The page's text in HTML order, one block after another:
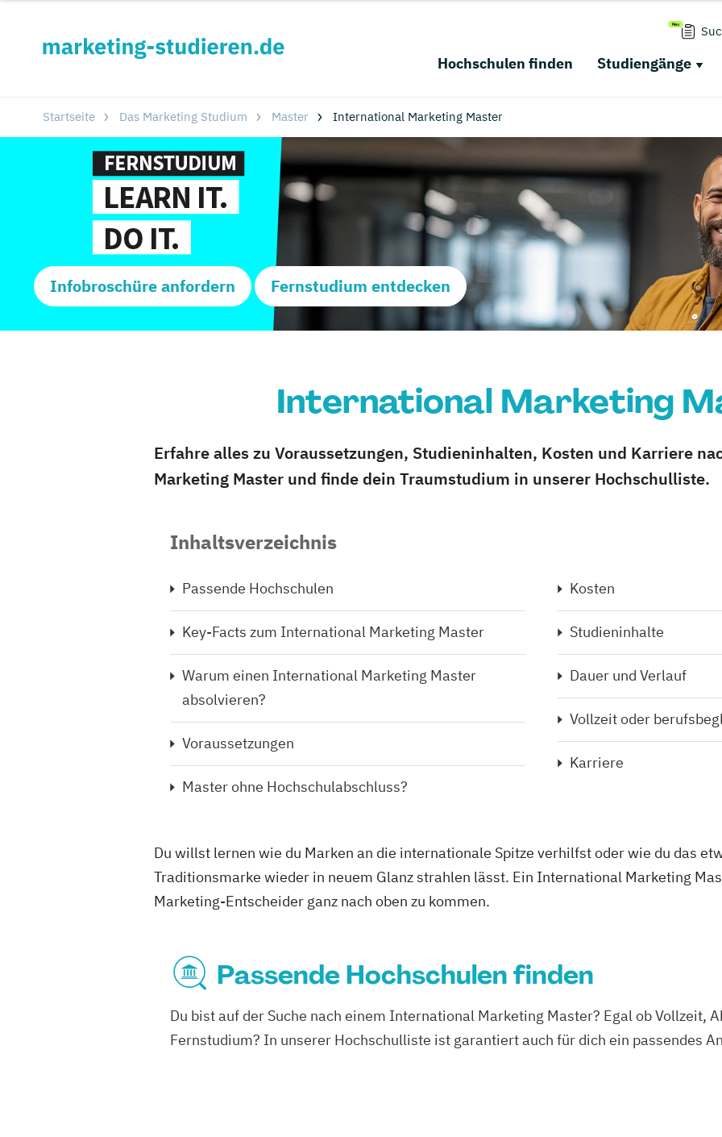
Hochschulen finden Studiengänge
Startseite Das Marketing Studium Master International Marketing Master
Infobroschüre anfordern Fernstudium entdecken
International Marketing
Erfahre alles zu Voraussetzungen, Studieninhalten, Kosten und Karriere
Marketing Master und finde dein Traumstudium in unserer Hochschulliste.
Inhaltsverzeichnis
Passende Hochschulen
Key-Facts zum International Marketing Master
Warum einen International Marketing Master
absolvieren?
Voraussetzungen
Master ohne Hochschulabschluss?
Kosten
Studieninhalte
Dauer und Verlauf
Vollzeit oder
Karriere
Du willst lernen wie du Marken an die internationale Spitze verhilfst oder wie du das
Traditionsmarke wieder in neuem Glanz strahlen lässt. Ein International Marketing
Marketing-Entscheider ganz nach oben zu kommen.
Passende Hochschulen finden
Du bist auf der Suche nach einem International Marketing Master? Egal ob Vollzeit,
Fernstudium? In unserer Hochschulliste ist garantiert auch für dich ein passendes